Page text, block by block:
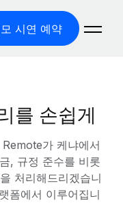
시연 예약
리
를 손쉽게
가 케냐에서
, 규정 준수를 비롯
처리해드리겠습니
폼에서 이루어집니